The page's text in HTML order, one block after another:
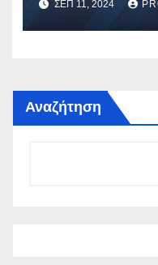
ΣΕΠ 11, 2024
Αναζήτηση